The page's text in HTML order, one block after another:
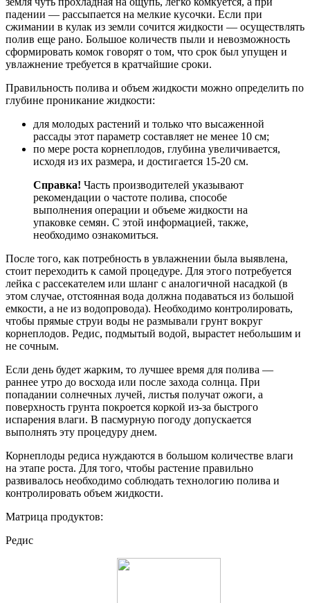
падении — рассыпается на мелкие кусочки. Если при
сжимании в кулак из земли сочится жидкости — осуществлять
полив еще рано. Большое количеств пыли и невозможность
сформировать комок говорят о том, что срок был упущен и
увлажнение требуется в кратчайшие сроки.
Правильность полива и объем жидкости можно определить по
глубине проникание жидкости:
для молодых растений и только что высаженной
рассады этот параметр составляет не менее 10 см;
по мере роста корнеплодов, глубина увеличивается,
исходя из их размера, и достигается 15-20 см.
Справка! Часть производителей указывают
рекомендации о частоте полива, способе
выполнения операции и объеме жидкости на
упаковке семян. С этой информацией, также,
необходимо ознакомиться.
После того, как потребность в увлажнении была выявлена,
стоит переходить к самой процедуре. Для этого потребуется
лейка с рассекателем или шланг с аналогичной насадкой (в
этом случае, отстоянная вода должна подаваться из большой
емкости, а не из водопровода). Необходимо контролировать,
чтобы прямые струи воды не размывали грунт вокруг
корнеплодов. Редис, подмытый водой, вырастет небольшим и
не сочным.
Если день будет жарким, то лучшее время для полива —
раннее утро до восхода или после захода солнца. При
попадании солнечных лучей, листья получат ожоги, а
поверхность грунта покроется коркой из-за быстрого
испарения влаги. В пасмурную погоду допускается
выполнять эту процедуру днем.
Корнеплоды редиса нуждаются в большом количестве влаги
на этапе роста. Для того, чтобы растение правильно
развивалось необходимо соблюдать технологию полива и
контролировать объем жидкости.
Матрица продуктов:
Редис